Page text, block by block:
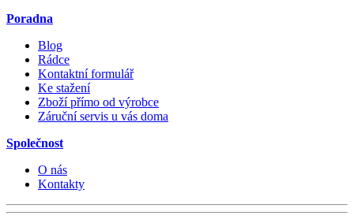
Poradna
Blog
Rádce
Kontaktní formulář
Ke stažení
Zboží přímo od výrobce
Záruční servis u vás doma
Společnost
O nás
Kontakty